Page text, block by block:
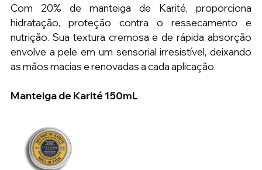
Com 20% de manteiga de Karité, proporciona
hidratação, proteção contra o ressecamento e
nutrição. Sua textura cremosa e de rápida absorção
envolve a pele em um sensorial irresistível, deixando
as mãos macias e renovadas a cada aplicação.
Manteiga de Karité 150mL